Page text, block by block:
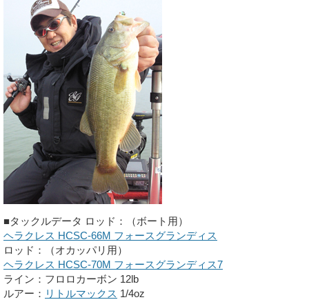
■タックルデータ ロッド：（ボート用）
ヘラクレス HCSC-66M フォースグランディス
ロッド：
（オカッパリ用）
ヘラクレス HCSC-70M フォースグランディス7
ライン：フロロカーボン 12lb
ルアー： リトルマックス 1/4oz